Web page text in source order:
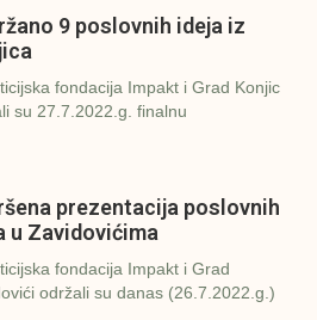
9 poslovnih ideja iz
fondacija Impakt i Grad Konjic
su 27.7.2022.g. finalnu
prezentacija poslovnih
u Zavidovićima
fondacija Impakt i Grad
održali su danas (26.7.2022.g.)